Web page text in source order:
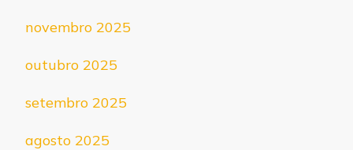
novembro 2025
outubro 2025
setembro 2025
agosto 2025